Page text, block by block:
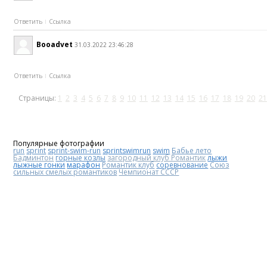
Ответить Ссылка
Booadvet 31.03.2022 23:46:28
Ответить Ссылка
Страницы: 1 2 3 4 5 6 7 8 9 10 11 12 13 14 15 16 17 18 19 20 21
Популярные фотографии
run sprint sprint-swim-run sprintswimrun swim Бабье лето
Бадминтонгорные козлы загородный клуб Романтиклыжи
лыжные гонки марафонРомантик клубсоревнованиеСоюз
сильных смелых романтиковЧемпионат СССР